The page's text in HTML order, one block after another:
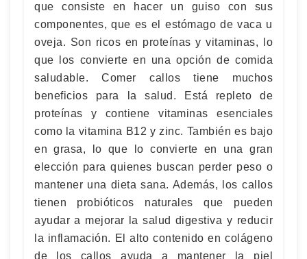
que consiste en hacer un guiso con sus
componentes, que es el estómago de vaca u
oveja. Son ricos en proteínas y vitaminas, lo
que los convierte en una opción de comida
saludable. Comer callos tiene muchos
beneficios para la salud. Está repleto de
proteínas y contiene vitaminas esenciales
como la vitamina B12 y zinc. También es bajo
en grasa, lo que lo convierte en una gran
elección para quienes buscan perder peso o
mantener una dieta sana. Además, los callos
tienen probióticos naturales que pueden
ayudar a mejorar la salud digestiva y reducir
la inflamación. El alto contenido en colágeno
de los callos ayuda a mantener la piel